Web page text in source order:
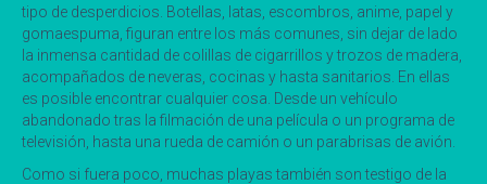
tipo de desperdicios. Botellas, latas, escombros, anime, papel y
gomaespuma, figuran entre los más comunes, sin dejar de lado
la inmensa cantidad de colillas de cigarrillos y trozos de madera,
acompañados de neveras, cocinas y hasta sanitarios. En ellas
es posible encontrar cualquier cosa. Desde un vehículo
abandonado tras la filmación de una película o un programa de
televisión, hasta una rueda de camión o un parabrisas de avión.
Como si fuera poco, muchas playas también son testigo de la